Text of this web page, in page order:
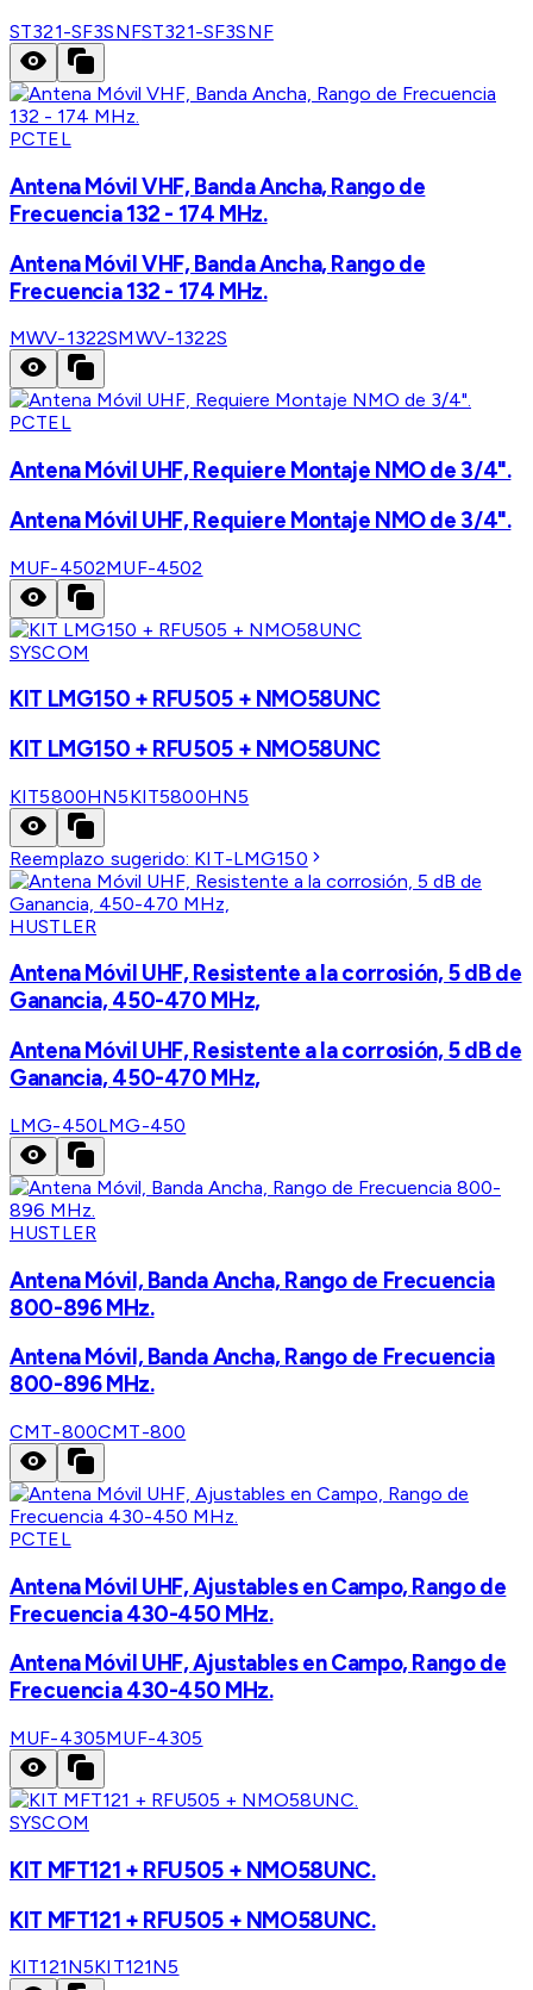
ST321-SF3SNFST321-SF3SNF
PCTEL
Antena Móvil VHF, Banda Ancha, Rango de
Frecuencia 132 - 174 MHz.
Antena Móvil VHF, Banda Ancha, Rango de
Frecuencia 132 - 174 MHz.
MWV-1322SMWV-1322S
PCTEL
Antena Móvil UHF, Requiere Montaje NMO de 3/4".
Antena Móvil UHF, Requiere Montaje NMO de 3/4".
MUF-4502MUF-4502
SYSCOM
KIT LMG150 + RFU505 + NMO58UNC
KIT LMG150 + RFU505 + NMO58UNC
KIT5800HN5KIT5800HN5
Reemplazo sugerido: KIT-LMG150
HUSTLER
Antena Móvil UHF, Resistente a la corrosión, 5 dB de
Ganancia, 450-470 MHz,
Antena Móvil UHF, Resistente a la corrosión, 5 dB de
Ganancia, 450-470 MHz,
LMG-450LMG-450
HUSTLER
Antena Móvil, Banda Ancha, Rango de Frecuencia
800-896 MHz.
Antena Móvil, Banda Ancha, Rango de Frecuencia
800-896 MHz.
CMT-800CMT-800
PCTEL
Antena Móvil UHF, Ajustables en Campo, Rango de
Frecuencia 430-450 MHz.
Antena Móvil UHF, Ajustables en Campo, Rango de
Frecuencia 430-450 MHz.
MUF-4305MUF-4305
SYSCOM
KIT MFT121 + RFU505 + NMO58UNC.
KIT MFT121 + RFU505 + NMO58UNC.
KIT121N5KIT121N5